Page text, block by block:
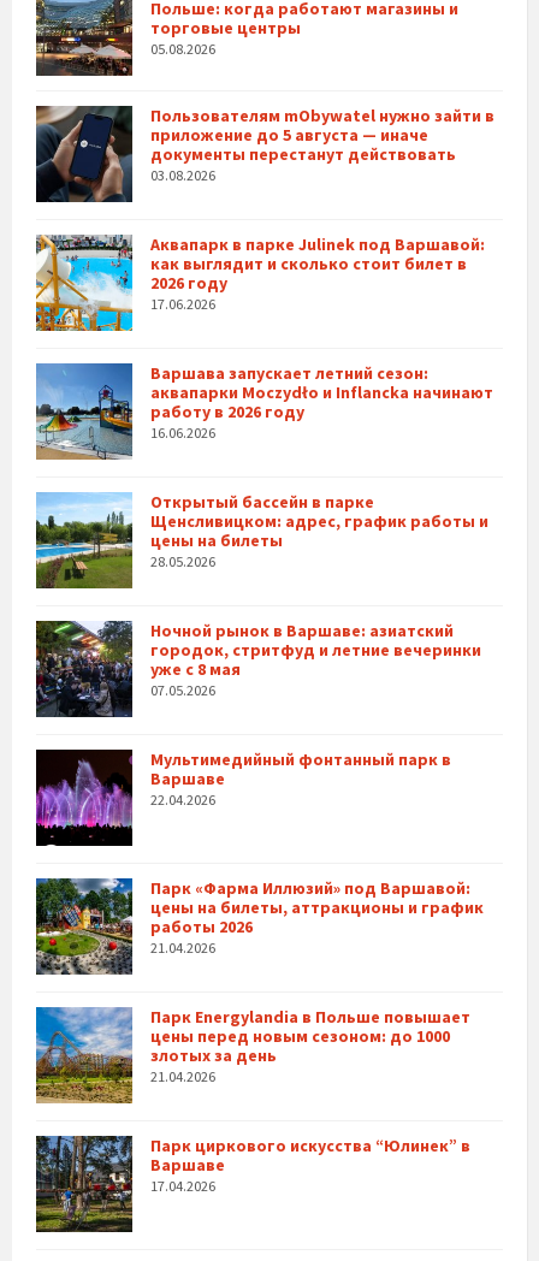
Польше: когда работают магазины и
торговые центры
05.08.2026
Пользователям mObywatel нужно зайти в
приложение до 5 августа — иначе
документы перестанут действовать
03.08.2026
Аквапарк в парке Julinek под Варшавой:
как выглядит и сколько стоит билет в
2026 году
17.06.2026
Варшава запускает летний сезон:
аквапарки Moczydło и Inflancka начинают
работу в 2026 году
16.06.2026
Открытый бассейн в парке
Щенсливицком: адрес, график работы и
цены на билеты
28.05.2026
Ночной рынок в Варшаве: азиатский
городок, стритфуд и летние вечеринки
уже с 8 мая
07.05.2026
Мультимедийный фонтанный парк в
Варшаве
22.04.2026
Парк «Фарма Иллюзий» под Варшавой:
цены на билеты, аттракционы и график
работы 2026
21.04.2026
Парк Energylandia в Польше повышает
цены перед новым сезоном: до 1000
злотых за день
21.04.2026
Парк циркового искусства “Юлинек” в
Варшаве
17.04.2026